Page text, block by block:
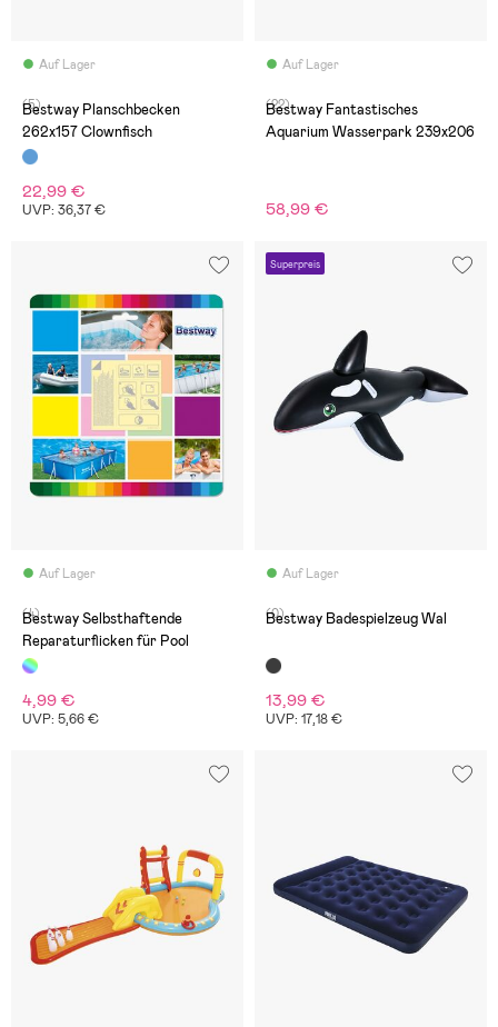
Auf Lager
(5)
Bestway Planschbecken
262x157 Clownfisch
22,99 €
UVP: 36,37 €
Auf Lager
(22)
Bestway Fantastisches
Aquarium Wasserpark 239x206
58,99 €
Auf Lager
(4)
Bestway Selbsthaftende
Reparaturflicken für Pool
4,99 €
UVP: 5,66 €
Superpreis
Auf Lager
(0)
Bestway Badespielzeug Wal
13,99 €
UVP: 17,18 €